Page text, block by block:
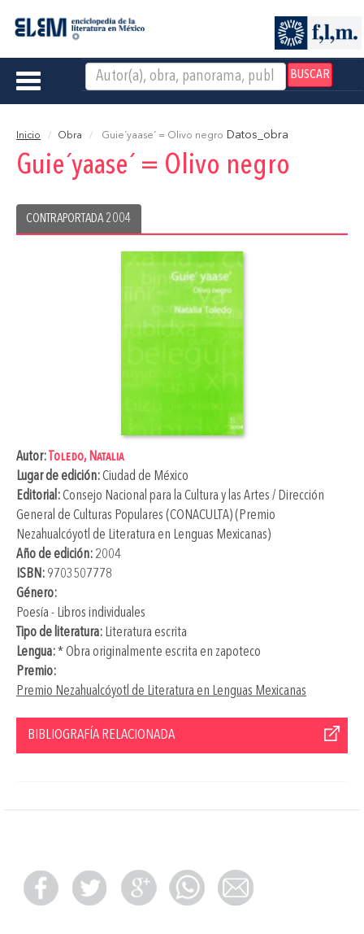
BUSCAR
Toggle
Inicio Obra Guie´yaase´ = Olivo negro Datos_obra
Guie´yaase´ = Olivo negro
CONTRAPORTADA 2004
Autor: Toledo, Natalia
Lugar de edición:Ciudad de México
Editorial:Consejo Nacional para la Cultura y las Artes / Dirección
General de Culturas Populares (CONACULTA) (Premio
Nezahualcóyotl de Literatura en Lenguas Mexicanas)
Año de edición: 2004
ISBN: 9703507778
Género:
Poesía - Libros individuales
Tipo de literatura: Literatura escrita
Lengua:* Obra originalmente escrita en zapoteco
Premio:
Premio Nezahualcóyotl de Literatura en Lenguas Mexicanas
BIBLIOGRAFÍA RELACIONADA